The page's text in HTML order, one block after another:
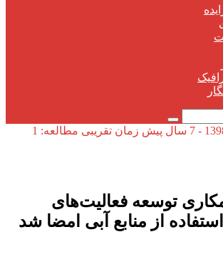
زمان تقریبی مطالعه: 1
توسعه فعالیت‌های
از منابع آبی امضا شد